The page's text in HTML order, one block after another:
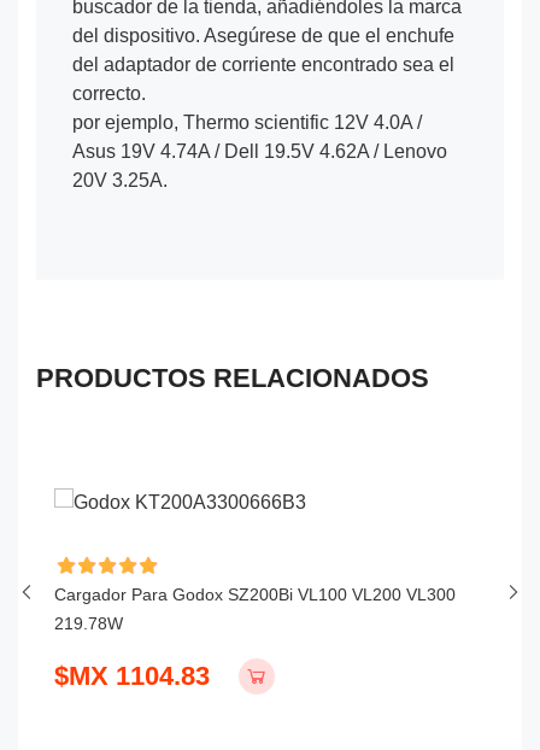
buscador de la tienda, añadiéndoles la marca
del dispositivo. Asegúrese de que el enchufe
del adaptador de corriente encontrado sea el
correcto.
por ejemplo, Thermo scientific 12V 4.0A /
Asus 19V 4.74A / Dell 19.5V 4.62A / Lenovo
20V 3.25A.
PRODUCTOS RELACIONADOS
Cargador Para Godox SZ200Bi VL100 VL200 VL300
219.78W
$MX 1104.83